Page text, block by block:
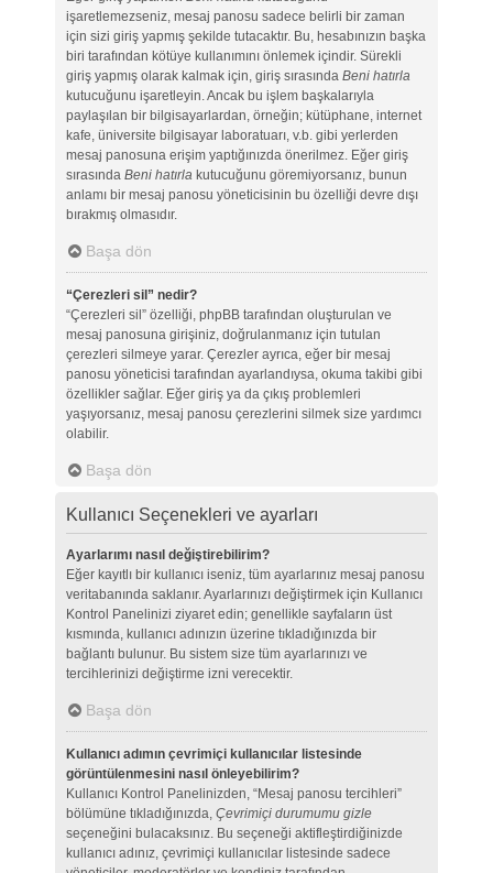
işaretlemezseniz, mesaj panosu sadece belirli bir zaman
için sizi giriş yapmış şekilde tutacaktır. Bu, hesabınızın başka
biri tarafından kötüye kullanımını önlemek içindir. Sürekli
giriş yapmış olarak kalmak için, giriş sırasında Beni hatırla
kutucuğunu işaretleyin. Ancak bu işlem başkalarıyla
paylaşılan bir bilgisayarlardan, örneğin; kütüphane, internet
kafe, üniversite bilgisayar laboratuarı, v.b. gibi yerlerden
mesaj panosuna erişim yaptığınızda önerilmez. Eğer giriş
sırasında Beni hatırlakutucuğunu göremiyorsanız, bunun
anlamı bir mesaj panosu yöneticisinin bu özelliği devre dışı
bırakmış olmasıdır.
Başa dön
“Çerezleri sil” nedir?
“Çerezleri sil” özelliği, phpBB tarafından oluşturulan ve
mesaj panosuna girişiniz, doğrulanmanız için tutulan
çerezleri silmeye yarar. Çerezler ayrıca, eğer bir mesaj
panosu yöneticisi tarafından ayarlandıysa, okuma takibi gibi
özellikler sağlar. Eğer giriş ya da çıkış problemleri
yaşıyorsanız, mesaj panosu çerezlerini silmek size yardımcı
olabilir.
Başa dön
Kullanıcı Seçenekleri ve ayarları
Ayarlarımı nasıl değiştirebilirim?
Eğer kayıtlı bir kullanıcı iseniz, tüm ayarlarınız mesaj panosu
veritabanında saklanır. Ayarlarınızı değiştirmek için Kullanıcı
Kontrol Panelinizi ziyaret edin; genellikle sayfaların üst
kısmında, kullanıcı adınızın üzerine tıkladığınızda bir
bağlantı bulunur. Bu sistem size tüm ayarlarınızı ve
tercihlerinizi değiştirme izni verecektir.
Başa dön
Kullanıcı adımın çevrimiçi kullanıcılar listesinde
görüntülenmesini nasıl önleyebilirim?
Kullanıcı Kontrol Panelinizden, “Mesaj panosu tercihleri”
bölümüne tıkladığınızda, Çevrimiçi durumumu gizle
seçeneğini bulacaksınız. Bu seçeneği aktifleştirdiğinizde
kullanıcı adınız, çevrimiçi kullanıcılar listesinde sadece